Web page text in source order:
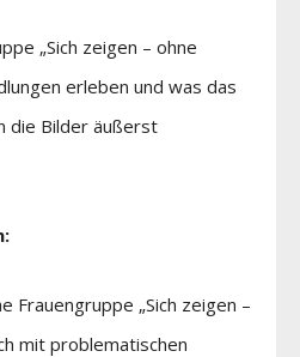
„Sich zeigen – ohne
erleben und was das
die Bilder äußerst
Frauengruppe „Sich zeigen –
mit problematischen